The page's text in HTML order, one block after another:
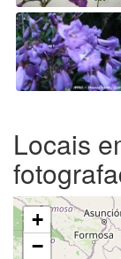
Locais
+
−